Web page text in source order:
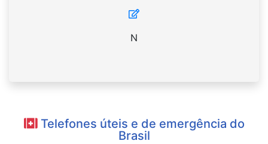
N
Telefones úteis e de emergência do
Brasil